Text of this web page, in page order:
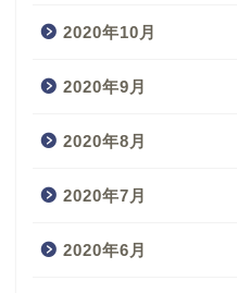
2020年10月
2020年9月
2020年8月
2020年7月
2020年6月